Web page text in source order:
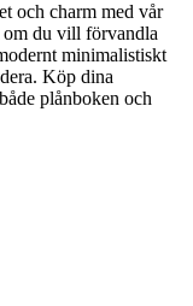
och charm med vår
om du vill förvandla
minimalistiskt
Köp dina
plånboken och